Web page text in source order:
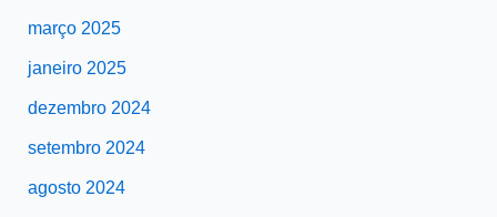
março 2025
janeiro 2025
dezembro 2024
setembro 2024
agosto 2024